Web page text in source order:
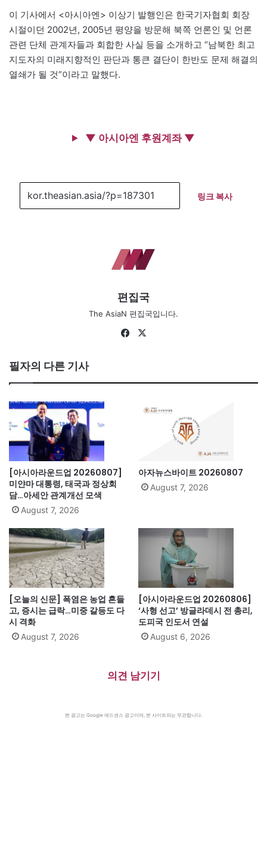
이 기사에서 <아시아엔> 이상기 발행인은 한국기자협회 회장
시절이던 2002년, 2005년 평양을 방문해 북쪽 언론인 및 언론
관련 단체 관계자들과 회합한 사실 등을 소개하고 “남북한 최고
지도자의 미래지향적인 판단과 통큰 결단이 한반도 문제 해결의
열쇄가 될 것”이라고 말했다.
▼ 아시아엔 후원계좌 ▼
링크 복사
편집국
The AsiaN 편집국입니다.
Fa
필자의 다른 기사
[아시아라운드업 20260807]
미얀마 대통령, 태국과 정상회
담…아세안 관계개선 모색
August 7, 2026
아자뉴스바이트 20260807
August 7, 2026
[오늘의 신문] 폭염은 농업 흔들
고, 증시는 급락…미중 갈등도 다
시 격화
August 7, 2026
[아시아라운드업 20260806]
‘사형 선고’ 방글라데시 전 총리,
도피국 인도서 연설
August 6, 2026
의견 남기기
본 광고는 Google 애드센스 광고이며, 본 사이트와는 무관합니다.